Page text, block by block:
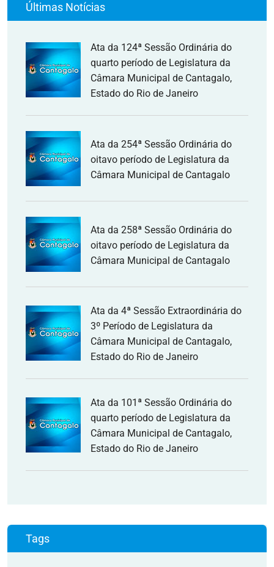
Últimas Notícias
Ata da 124ª Sessão Ordinária do
quarto período de Legislatura da
Câmara Municipal de Cantagalo,
Estado do Rio de Janeiro
Ata da 254ª Sessão Ordinária do
oitavo período de Legislatura da
Câmara Municipal de Cantagalo
Ata da 258ª Sessão Ordinária do
oitavo período de Legislatura da
Câmara Municipal de Cantagalo
Ata da 4ª Sessão Extraordinária do
3º Período de Legislatura da
Câmara Municipal de Cantagalo,
Estado do Rio de Janeiro
Ata da 101ª Sessão Ordinária do
quarto período de Legislatura da
Câmara Municipal de Cantagalo,
Estado do Rio de Janeiro
Tags